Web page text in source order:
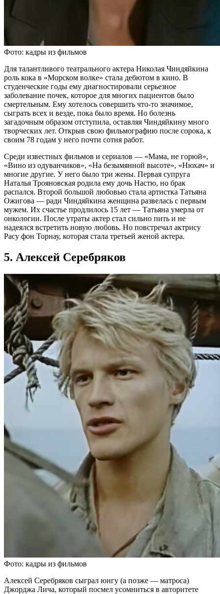
Фото: кадры из фильмов
Для талантливого театрального актера Николая Чиндяйкина
роль кока в «Морском волке» стала дебютом в кино. В
студенческие годы ему диагностировали серьезное
заболевание почек, которое для многих пациентов было
смертельным. Ему хотелось совершить что-то значимое,
сыграть всех и везде, пока было время. Но болезнь
загадочным образом отступила, оставляя Чиндяйкину много
творческих лет. Открыв свою фильмографию после сорока, к
своим 78 годам у него почти сотня работ.
Среди известных фильмов и сериалов — «Мама, не горюй»,
«Вино из одуванчиков», «На безымянной высоте», «Нюхач» и
многие другие. У него было три жены. Первая супруга
Наталья Трояновская родила ему дочь Настю, но брак
распался. Второй большой любовью стала артистка Татьяна
Ожигова — ради Чиндяйкина женщина развелась с первым
мужем. Их счастье продлилось 15 лет — Татьяна умерла от
онкологии. После утраты актер стал сильно пить и не
надеялся встретить новую любовь. Но повстречал актрису
Расу фон Торнау, которая стала третьей женой актера.
5. Алексей Серебряков
Фото: кадры из фильмов
Алексей Серебряков сыграл юнгу (а позже — матроса)
Джорджа Лича, который посмел усомниться в авторитете